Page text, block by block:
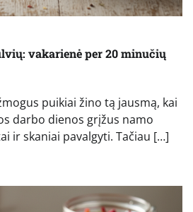
vakarienė per 20 minučių
puikiai žino tą jausmą, kai
darbo dienos grįžus namo
ir skaniai pavalgyti. Tačiau […]